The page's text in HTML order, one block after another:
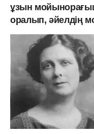
ұзын
оралып, әйелдің